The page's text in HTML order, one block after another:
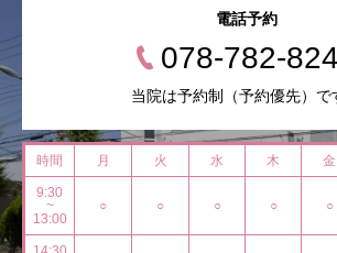
電話予約
078-782-
当院は予約制（予約優先）で
時間 月 火 水 木 金
9:30
~
13:00
○ ○ ○ ○ ○